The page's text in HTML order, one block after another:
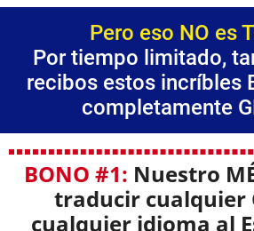
Pero eso NO es
Por tiempo limitado,
recibos estos incríbles
completamente
BONO #1: Nuestro
traducir cualquier
cualquier idioma al